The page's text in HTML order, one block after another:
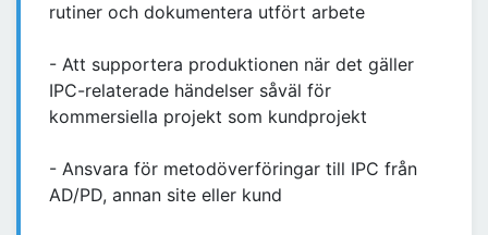
rutiner och dokumentera utfört arbete
- Att supportera produktionen när det gäller
IPC-relaterade händelser såväl för
kommersiella projekt som kundprojekt
- Ansvara för metodöverföringar till IPC från
AD/PD, annan site eller kund